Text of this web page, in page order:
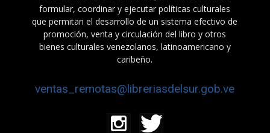
formular, coordinar y ejecutar políticas culturales
que permitan el desarrollo de un sistema efectivo de
promoción, venta y circulación del libro y otros
bienes culturales venezolanos, latinoamericano y
caribeño.
ventas_remotas@libreriasdelsur.gob.ve